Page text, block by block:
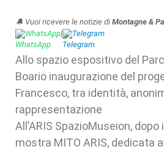
🔔 Vuoi ricevere le notizie di Montagne &
WhatsApp| Telegram
Allo spazio espositivo del
Boario inaugurazione del
Francesco, tra identità,
rappresentazione
All’ARIS SpazioMuseion,
mostra MITO ARIS, dedicata